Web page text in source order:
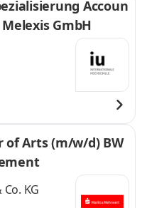
Accoun
GmbH
of Arts (m/w/d) BW
KG